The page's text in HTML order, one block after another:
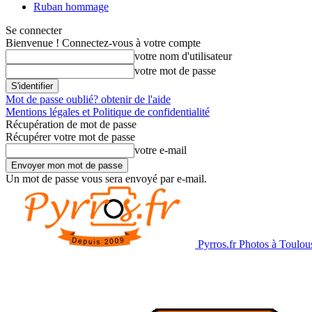
Ruban hommage
Se connecter
Bienvenue ! Connectez-vous à votre compte
votre nom d'utilisateur
votre mot de passe
Mot de passe oublié? obtenir de l'aide
Mentions légales et Politique de confidentialité
Récupération de mot de passe
Récupérer votre mot de passe
votre e-mail
Un mot de passe vous sera envoyé par e-mail.
Pyrros.fr Photos à